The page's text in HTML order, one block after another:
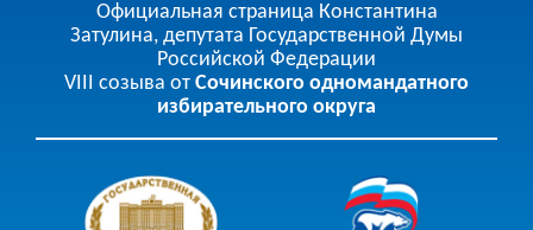
Официальная страница Константина
Затулина, депутата Государственной Думы
Российской Федерации
VIII созыва от Сочинского одномандатного
избирательного округа